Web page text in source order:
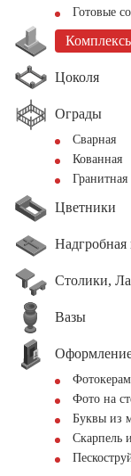
Готовые
Цоколя
Ограды
Сварная
Кованная
Гранитная
Цветники
Надгробная
Столики,
Вазы
Фото на
Буквы из
Скарпель